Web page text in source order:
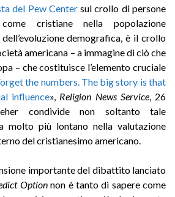
del Pew Centersul crollo di persone
cristiane nella popolazione
demografica, è il crollo
americana – a immagine di ciò che
– che costituisce l’elemento cruciale
the numbers. The big story is that
influence», Religion News Service, 26
condivide non soltanto tale
molto più lontano nella valutazione
del cristianesimo americano.
importante del dibattito lanciato
Optionnon è tanto di sapere come